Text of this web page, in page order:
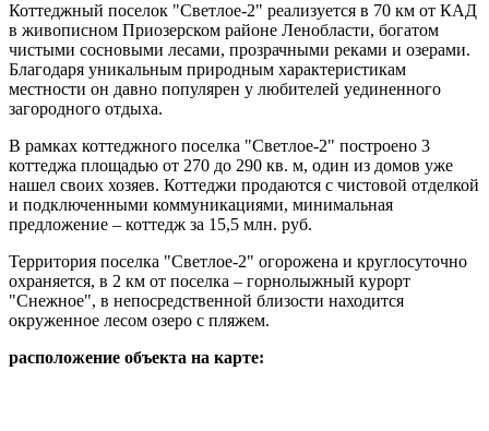
Коттеджный поселок "Светлое-2" реализуется в 70 км от КАД
в живописном Приозерском районе Ленобласти, богатом
чистыми сосновыми лесами, прозрачными реками и озерами.
Благодаря уникальным природным характеристикам
местности он давно популярен у любителей уединенного
загородного отдыха.
В рамках коттеджного поселка "Светлое-2" построено 3
коттеджа площадью от 270 до 290 кв. м, один из домов уже
нашел своих хозяев. Коттеджи продаются с чистовой отделкой
и подключенными коммуникациями, минимальная
предложение – коттедж за 15,5 млн. руб.
Территория поселка "Светлое-2" огорожена и круглосуточно
охраняется, в 2 км от поселка – горнолыжный курорт
"Снежное", в непосредственной близости находится
окруженное лесом озеро с пляжем.
расположение объекта на карте: